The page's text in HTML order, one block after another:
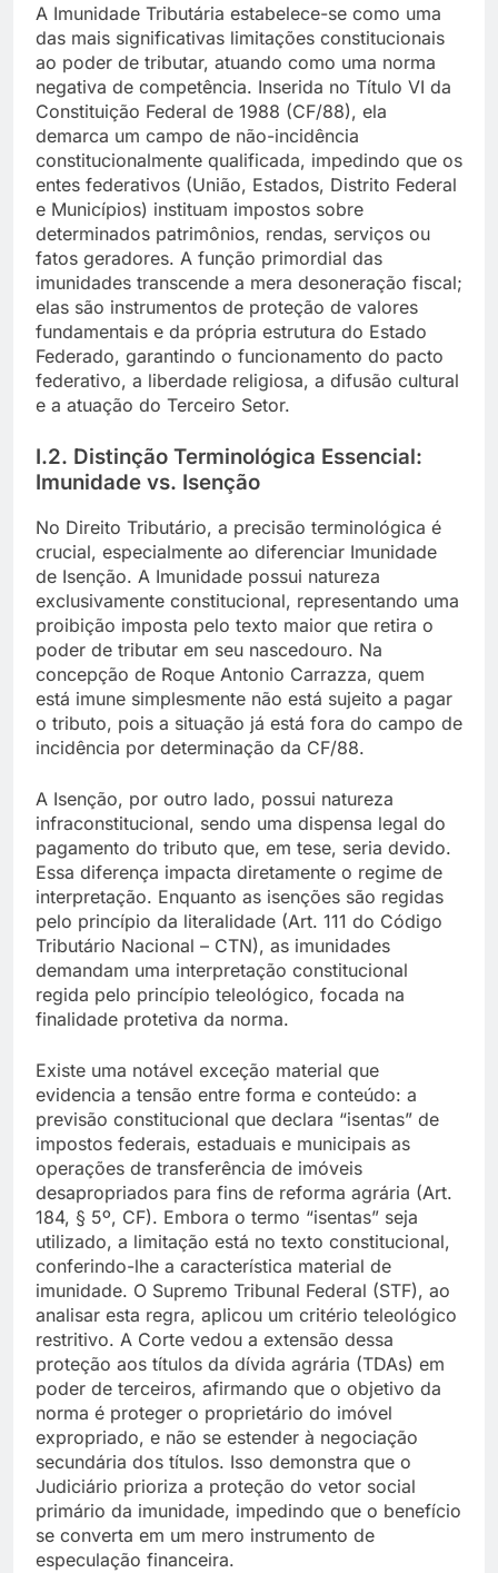
A Imunidade Tributária estabelece-se como uma
das mais significativas limitações constitucionais
ao poder de tributar, atuando como uma norma
negativa de competência. Inserida no Título VI da
Constituição Federal de 1988 (CF/88), ela
demarca um campo de não-incidência
constitucionalmente qualificada, impedindo que os
entes federativos (União, Estados, Distrito Federal
e Municípios) instituam impostos sobre
determinados patrimônios, rendas, serviços ou
fatos geradores. A função primordial das
imunidades transcende a mera desoneração fiscal;
elas são instrumentos de proteção de valores
fundamentais e da própria estrutura do Estado
Federado, garantindo o funcionamento do pacto
federativo, a liberdade religiosa, a difusão cultural
e a atuação do Terceiro Setor.
I.2. Distinção Terminológica Essencial:
Imunidade vs. Isenção
No Direito Tributário, a precisão terminológica é
crucial, especialmente ao diferenciar Imunidade
de Isenção. A Imunidade possui natureza
exclusivamente constitucional, representando uma
proibição imposta pelo texto maior que retira o
poder de tributar em seu nascedouro. Na
concepção de Roque Antonio Carrazza, quem
está imune simplesmente não está sujeito a pagar
o tributo, pois a situação já está fora do campo de
incidência por determinação da CF/88.
A Isenção, por outro lado, possui natureza
infraconstitucional, sendo uma dispensa legal do
pagamento do tributo que, em tese, seria devido.
Essa diferença impacta diretamente o regime de
interpretação. Enquanto as isenções são regidas
pelo princípio da literalidade (Art. 111 do Código
Tributário Nacional – CTN), as imunidades
demandam uma interpretação constitucional
regida pelo princípio teleológico, focada na
finalidade protetiva da norma.
Existe uma notável exceção material que
evidencia a tensão entre forma e conteúdo: a
previsão constitucional que declara “isentas” de
impostos federais, estaduais e municipais as
operações de transferência de imóveis
desapropriados para fins de reforma agrária (Art.
184, § 5º, CF). Embora o termo “isentas” seja
utilizado, a limitação está no texto constitucional,
conferindo-lhe a característica material de
imunidade. O Supremo Tribunal Federal (STF), ao
analisar esta regra, aplicou um critério teleológico
restritivo. A Corte vedou a extensão dessa
proteção aos títulos da dívida agrária (TDAs) em
poder de terceiros, afirmando que o objetivo da
norma é proteger o proprietário do imóvel
expropriado, e não se estender à negociação
secundária dos títulos. Isso demonstra que o
Judiciário prioriza a proteção do vetor social
primário da imunidade, impedindo que o benefício
se converta em um mero instrumento de
especulação financeira.